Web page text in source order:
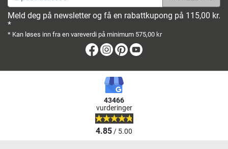
Meld deg på newsletter og få en rabattkupong på 115,00 kr.
*
* Kan løses inn fra en vareverdi på minimum 575,00 kr
Facebook
Instagram
Pinterest
43466
vurderinger
4.85/ 5.00